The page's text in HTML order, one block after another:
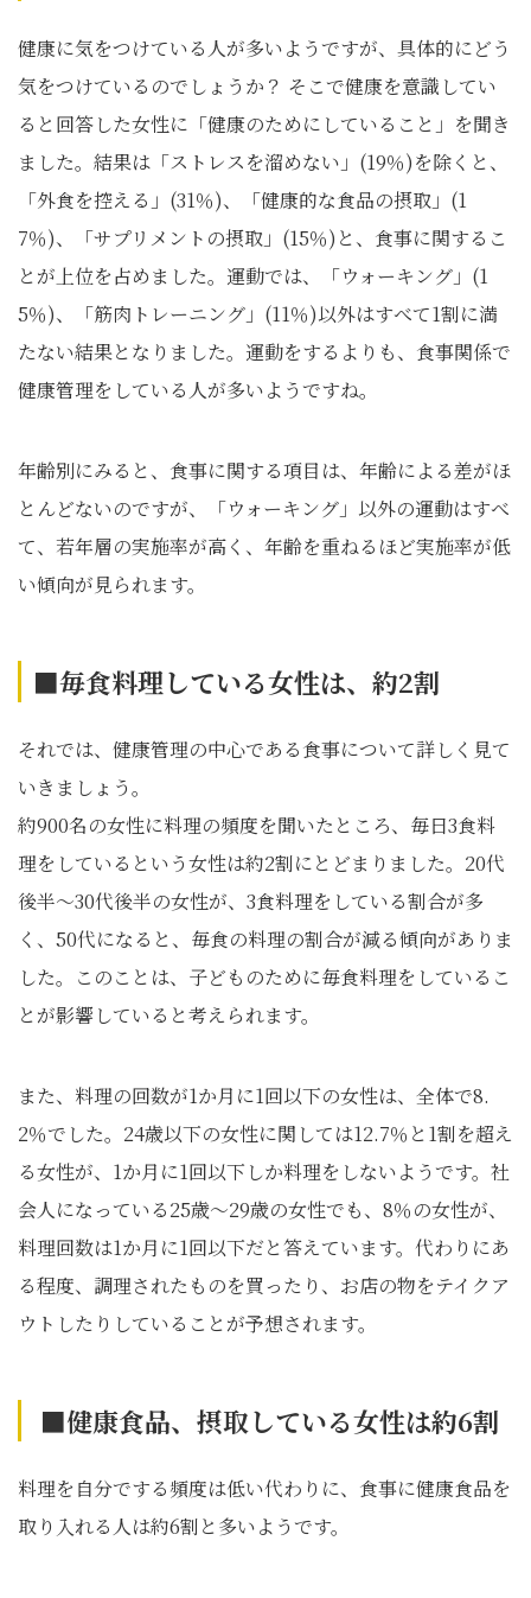
健康に気をつけている人が多いようですが、具体的にどう
気をつけているのでしょうか？ そこで健康を意識してい
ると回答した女性に「健康のためにしていること」を聞き
ました。結果は「ストレスを溜めない」(19％)を除くと、
「外食を控える」(31％)、「健康的な食品の摂取」(1
7％)、「サプリメントの摂取」(15％)と、食事に関するこ
とが上位を占めました。運動では、「ウォーキング」(1
5％)、「筋肉トレーニング」(11％)以外はすべて1割に満
たない結果となりました。運動をするよりも、食事関係で
健康管理をしている人が多いようですね。
年齢別にみると、食事に関する項目は、年齢による差がほ
とんどないのですが、「ウォーキング」以外の運動はすべ
て、若年層の実施率が高く、年齢を重ねるほど実施率が低
い傾向が見られます。
■毎食料理している女性は、約2割
それでは、健康管理の中心である食事について詳しく見て
いきましょう。
約900名の女性に料理の頻度を聞いたところ、毎日3食料
理をしているという女性は約2割にとどまりました。20代
後半～30代後半の女性が、3食料理をしている割合が多
く、50代になると、毎食の料理の割合が減る傾向がありま
した。このことは、子どものために毎食料理をしているこ
とが影響していると考えられます。
また、料理の回数が1か月に1回以下の女性は、全体で8.
2％でした。24歳以下の女性に関しては12.7％と1割を超え
る女性が、1か月に1回以下しか料理をしないようです。社
会人になっている25歳～29歳の女性でも、8％の女性が、
料理回数は1か月に1回以下だと答えています。代わりにあ
る程度、調理されたものを買ったり、お店の物をテイクア
ウトしたりしていることが予想されます。
■健康食品、摂取している女性は約6割
料理を自分でする頻度は低い代わりに、食事に健康食品を
取り入れる人は約6割と多いようです。